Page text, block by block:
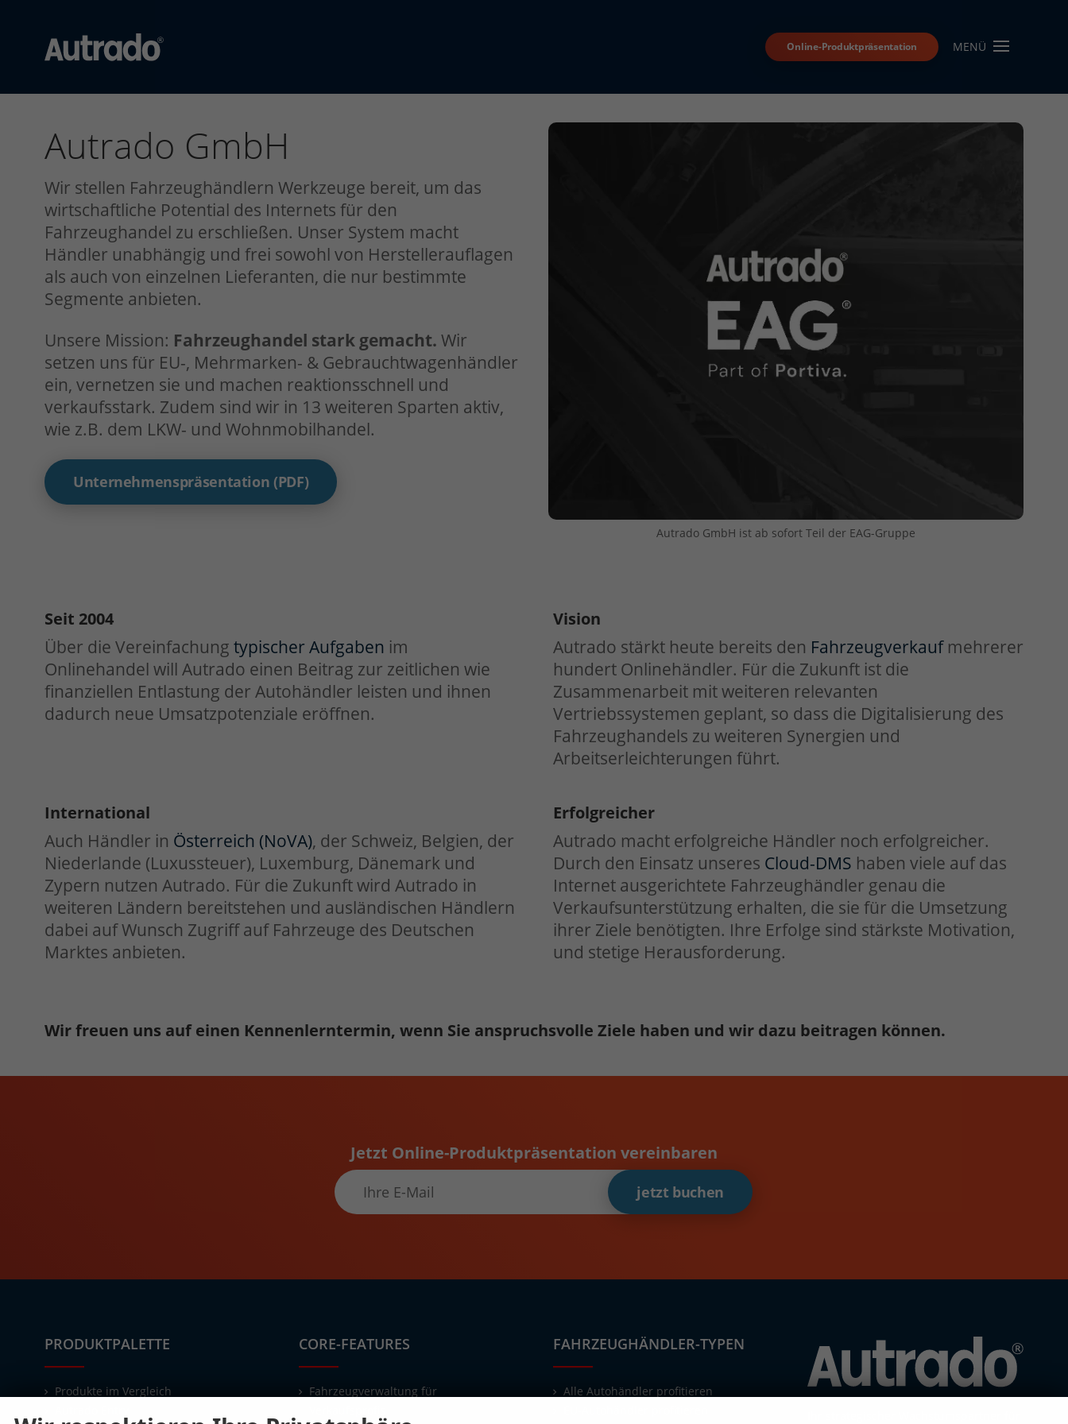
Autohändler
Management-
System
den
Automobilhandel
Online-Produktpräsentation MENÜ
Autrado GmbH
Wir stellen Fahrzeughändlern Werkzeuge bereit, um das
wirtschaftliche Potential des Internets für den
Fahrzeughandel zu erschließen. Unser System macht
Händler unabhängig und frei sowohl von Herstellerauflagen
als auch von einzelnen Lieferanten, die nur bestimmte
Segmente anbieten.
Unsere Mission: Fahrzeughandel stark gemacht. Wir
setzen uns für EU-, Mehrmarken- & Gebrauchtwagenhändler
ein, vernetzen sie und machen reaktionsschnell und
verkaufsstark. Zudem sind wir in 13 weiteren Sparten aktiv,
wie z.B. dem LKW- und Wohnmobilhandel.
Unternehmenspräsentation (PDF)
Autrado GmbH ist ab sofort Teil der EAG-Gruppe
Seit 2004
Über die Vereinfachung typischer Aufgaben im
Onlinehandel will Autrado einen Beitrag zur zeitlichen wie
finanziellen Entlastung der Autohändler leisten und ihnen
dadurch neue Umsatzpotenziale eröffnen.
Vision
Autrado stärkt heute bereits den Fahrzeugverkaufmehrerer
hundert Onlinehändler. Für die Zukunft ist die
Zusammenarbeit mit weiteren relevanten
Vertriebssystemen geplant, so dass die Digitalisierung des
Fahrzeughandels zu weiteren Synergien und
Arbeitserleichterungen führt.
International
Auch Händler in Österreich (NoVA), der Schweiz, Belgien, der
Niederlande (Luxussteuer), Luxemburg, Dänemark und
Zypern nutzen Autrado. Für die Zukunft wird Autrado in
weiteren Ländern bereitstehen und ausländischen Händlern
dabei auf Wunsch Zugriff auf Fahrzeuge des Deutschen
Marktes anbieten.
Erfolgreicher
Autrado macht erfolgreiche Händler noch erfolgreicher.
Durch den Einsatz unseres Cloud-DMS haben viele auf das
Internet ausgerichtete Fahrzeughändler genau die
Verkaufsunterstützung erhalten, die sie für die Umsetzung
ihrer Ziele benötigten. Ihre Erfolge sind stärkste Motivation,
und stetige Herausforderung.
Wir freuen uns auf einen Kennenlerntermin, wenn Sie anspruchsvolle Ziele haben und wir dazu beitragen können.
Jetzt Online-Produktpräsentation vereinbaren
jetzt buchen
PRODUKTPALETTE
Produkte im Vergleich
CORE-FEATURES
Fahrzeugverwaltung für
FAHRZEUGHÄNDLER-TYPEN
Alle Autohändler profitieren